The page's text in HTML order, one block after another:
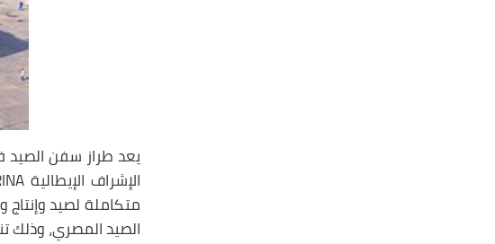
يعد طراز سفن الصيد
الإشراف الإيطالية RINA هو الأول من نوعه في مصر، تضم هذه السلسلة
متكاملة لصيد
الصيد المصري، وذلك